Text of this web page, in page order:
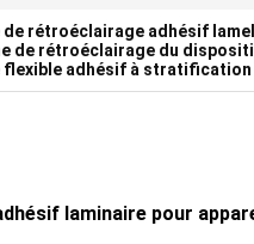
de rétroéclairage adhésif
de rétroéclairage du
flexible adhésif à stratification
laminaire pour